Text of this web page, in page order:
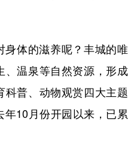
体的滋养呢？丰城的唯
、温泉等自然资源，形成
科普、动物观赏四大主题
年10月份开园以来，已累